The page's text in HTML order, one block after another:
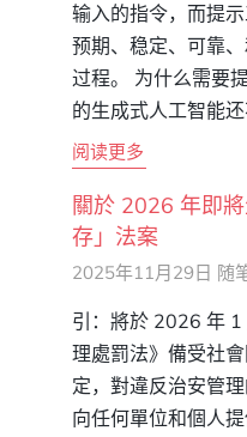
输入的指令，而提
预期、稳定、可靠
过程。 为什么需要
的生成式人工智能
阅读更多
關於 2026 年即
存」法案
2025年11月29日 随
引：將於 2026 年
理處罰法》備受社
定，對違反治安管
向任何單位和個人